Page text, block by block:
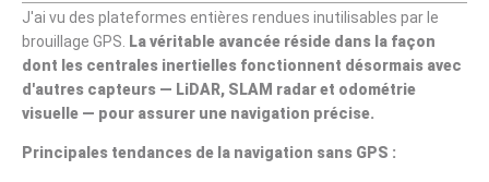
J'ai vu des plateformes entières rendues inutilisables par le
brouillage GPS. La véritable avancée réside dans la façon
dont les centrales inertielles fonctionnent désormais avec
d'autres capteurs — LiDAR, SLAM radar et odométrie
visuelle — pour assurer une navigation précise.
Principales tendances de la navigation sans GPS :